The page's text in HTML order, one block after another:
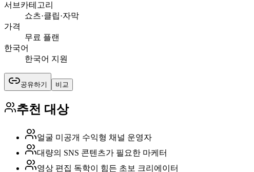
서브카테고리
쇼츠·클립·자막
가격
무료 플랜
한국어
한국어 지원
공유하기 비교
추천 대상
얼굴 미공개 수익형 채널 운영자
대량의 SNS 콘텐츠가 필요한 마케터
영상 편집 독학이 힘든 초보 크리에이터